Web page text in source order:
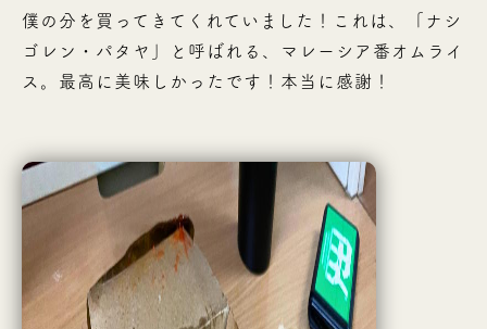
僕の分を買ってきてくれていました！これは、「ナシ
ゴレン・パタヤ」と呼ばれる、マレーシア番オムライ
ス。最高に美味しかったです！本当に感謝！